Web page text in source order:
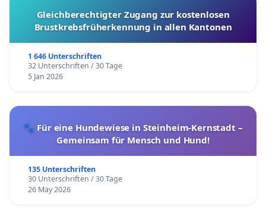
Gleichberechtigter Zugang zur kostenlosen
Brustkrebsfrüherkennung in allen Kantonen
1 646 Unterschriften
32 Unterschriften / 30 Tage
5 Jan 2026
🐾 Für eine Hundewiese in Steinheim-Kernstadt –
Gemeinsam für Mensch und Hund!
135 Unterschriften
30 Unterschriften / 30 Tage
26 May 2026